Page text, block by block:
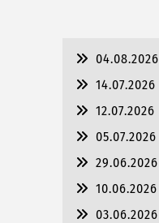
04.08.2026
14.07.2026
12.07.2026
05.07.2026
29.06.2026
10.06.2026
03.06.2026